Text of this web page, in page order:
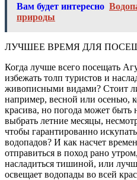
Вам будет интересно
природы
ЛУЧШЕЕ ВРЕМЯ ДЛЯ
Когда лучше всего посещать
избежать толп туристов и
живописными видами? Стоит
например, весной или осенью,
красива, но погода может
выбрать летние месяцы,
чтобы гарантированно
водопадов? И как насчет
отправиться в поход рано
насладиться тишиной, или
освещает водопады во всей